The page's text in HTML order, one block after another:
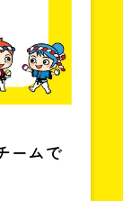
ームで